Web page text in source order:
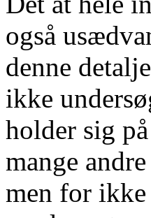
også
denne
ikke
holder sig
mange
men for